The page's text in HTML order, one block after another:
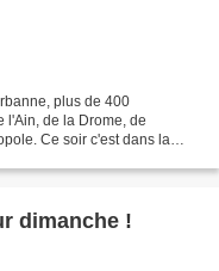
plus de 400
l'Ain, de la Drome, de
Ce soir c'est dans la
dimanche !